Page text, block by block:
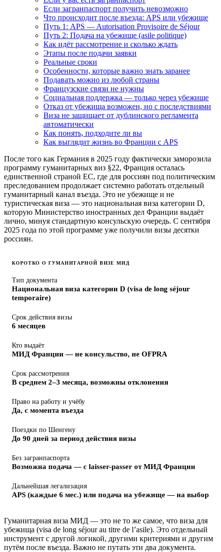
Если загранпаспорт получить невозможно
Что происходит после въезда: APS или убежище
Путь 1: APS — Autorisation Provisoire de Séjour
Путь 2: Подача на убежище (asile politique)
Как идёт рассмотрение и сколько ждать
Этапы после подачи заявки
Реальные сроки
Особенности, которые важно знать заранее
Подавать можно из любой страны
Французские связи не нужны
Социальная поддержка — только через убежище
Отказ от убежища возможен, но с последствиями
Виза не защищает от дублинского регламента
автоматически
Как понять, подходите ли вы
Как выглядит жизнь во Франции с APS
После того как Германия в 2025 году фактически заморозила
программу гуманитарных виз §22, Франция осталась
единственной страной ЕС, где для россиян под политическим
преследованием продолжает системно работать отдельный
гуманитарный канал въезда. Это не убежище и не
туристическая виза — это национальная виза категории D,
которую Министерство иностранных дел Франции выдаёт
лично, минуя стандартную консульскую очередь. С сентября
2025 года по этой программе уже получили визы десятки
россиян.
КОРОТКО О ГУМАНИТАРНОЙ ВИЗЕ МИД
Тип документа
Национальная виза категории D (visa de long séjour
temporaire)
Срок действия визы
6 месяцев
Кто выдаёт
МИД Франции — не консульство, не OFPRA
Срок рассмотрения
В среднем 2–3 месяца, возможны отклонения
Право на работу и учёбу
Да, с момента въезда
Поездки по Шенгену
До 90 дней за период действия визы
Без загранпаспорта
Возможна подача — с laisser-passer от МИД Франции
Дальнейшая легализация
APS (каждые 6 мес.) или подача на убежище — на выбор
Гуманитарная виза МИД — это не то же самое, что виза для
убежища (visa de long séjour au titre de l’asile). Это отдельный
инструмент с другой логикой, другими критериями и другим
путём после въезда. Важно не путать эти два документа.